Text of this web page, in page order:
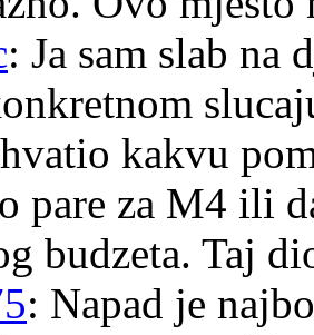
: Ja sam slab na
kakvu
pare za M4 ili
budzeta. Taj
: Napad je